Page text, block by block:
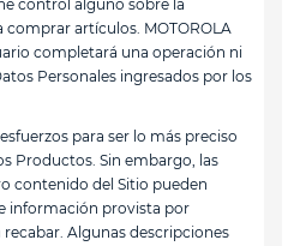
control alguno sobre la
comprar artículos. MOTOROLA
completará una operación ni
Personales ingresados por los
para ser lo más preciso
Productos. Sin embargo, las
contenido del Sitio pueden
información provista por
Algunas descripciones